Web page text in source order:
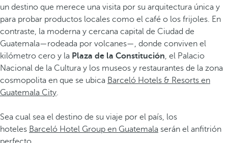
un destino que merece una visita por su arquitectura única y
para probar productos locales como el café o los frijoles. En
contraste, la moderna y cercana capital de Ciudad de
Guatemala—rodeada por volcanes—, donde conviven el
kilómetro cero y la Plaza de la Constitución, el Palacio
Nacional de la Cultura y los museos y restaurantes de la zona
cosmopolita en que se ubica Barceló Hotels & Resorts en
Guatemala City.
Sea cual sea el destino de su viaje por el país, los
hoteles Barceló Hotel Group en Guatemala serán el anfitrión